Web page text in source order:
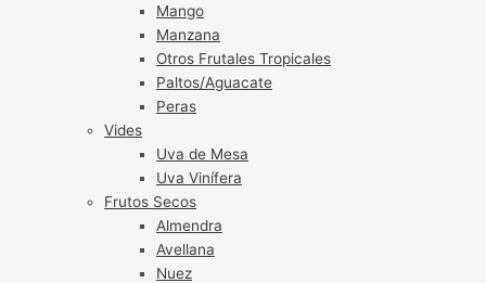
Mango
Manzana
Otros Frutales Tropicales
Paltos/Aguacate
Peras
Vides
Uva de Mesa
Uva Vinífera
Frutos Secos
Almendra
Avellana
Nuez